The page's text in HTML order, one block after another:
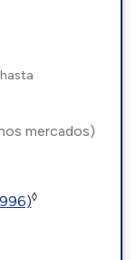
mercados)
◊